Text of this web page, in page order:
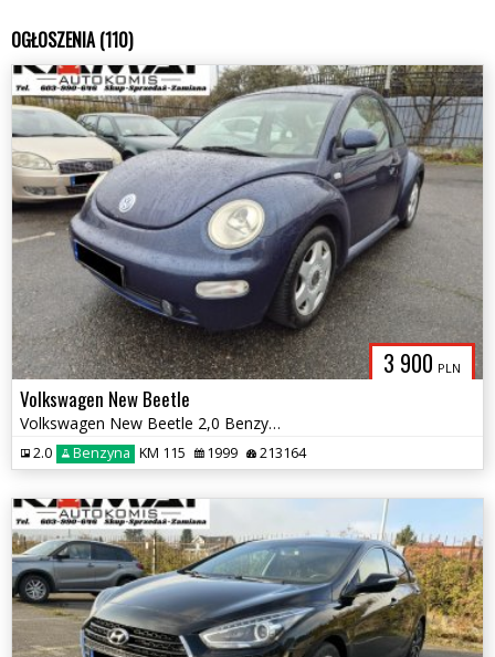
OGŁOSZENIA (110)
3 900 PLN
Volkswagen New Beetle
Volkswagen New Beetle 2,0 Benzyna Skóry Zamiana
2.0 Benzyna KM 115 1999 213164